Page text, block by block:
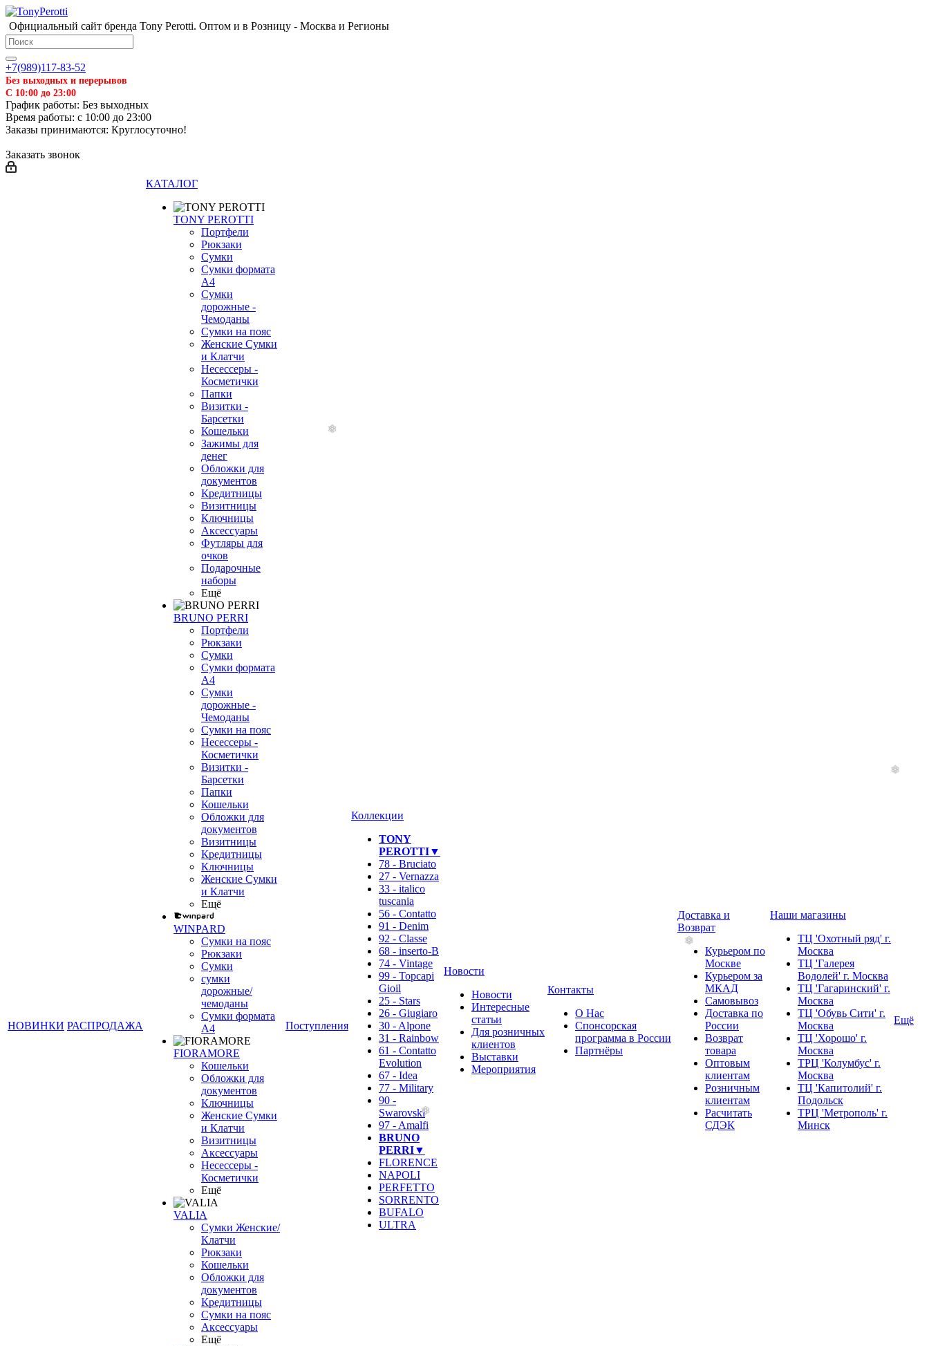
Официальный сайт бренда Tony Perotti. Оптом и в Розницу - Москва и Регионы
+7(989)117-83-52
Без выходных и перерывов
С 10:00 до 23:00
График работы: Без выходных
Время работы: с 10:00 до 23:00
Заказы принимаются: Круглосуточно!
Заказать звонок
НОВИНКИ РАСПРОДАЖА
КАТАЛОГ
TONY PEROTTI
Портфели
Рюкзаки
Сумки
Сумки формата
А4
Сумки
дорожные -
Чемоданы
Сумки на пояс
Женские Сумки
и Клатчи
Несессеры -
Косметички
Папки
Визитки -
Барсетки
Кошельки
Зажимы для
денег
Обложки для
документов
Кредитницы
Визитницы
Ключницы
Аксессуары
Футляры для
очков
Подарочные
наборы
Ещё
BRUNO PERRI
Портфели
Рюкзаки
Сумки
Сумки формата
А4
Сумки
дорожные -
Чемоданы
Сумки на пояс
Несессеры -
Косметички
Визитки -
Барсетки
Папки
Кошельки
Обложки для
документов
Визитницы
Кредитницы
Ключницы
Женские Сумки
и Клатчи
Ещё
WINPARD
Сумки на пояс
Рюкзаки
Сумки
сумки
дорожные/
чемоданы
Сумки формата
А4
FIORAMORE
Кошельки
Обложки для
документов
Ключницы
Женские Сумки
и Клатчи
Визитницы
Аксессуары
Несессеры -
Косметички
Ещё
VALIA
Сумки Женские/
Клатчи
Рюкзаки
Кошельки
Обложки для
документов
Кредитницы
Сумки на пояс
Аксессуары
Ещё
Поступления
Коллекции
TONY
PEROTTI▼
78 - Bruciato
27 - Vernazza
33 - italico
tuscania
56 - Contatto
91 - Denim
92 - Classe
68 - inserto-B
74 - Vintage
99 - Topcapi
Gioil
25 - Stars
26 - Giugiaro
30 - Alpone
31 - Rainbow
61 - Contatto
Evolution
67 - Idea
77 - Military
90 -
Swarovski
97 - Amalfi
BRUNO
PERRI▼
FLORENCE
NAPOLI
PERFETTO
SORRENTO
BUFALO
ULTRA
Новости
Новости
Интересные
статьи
Для розничных
клиентов
Выставки
Мероприятия
Контакты
О Нас
Спонсорская
программа в России
Партнёры
Доставка и
Возврат
Курьером по
Москве
Курьером за
МКАД
Самовывоз
Доставка по
России
Возврат
товара
Оптовым
клиентам
Розничным
клиентам
Расчитать
СДЭК
Наши магазины
ТЦ 'Охотный ряд' г.
Москва
ТЦ 'Галерея
Водолей' г. Москва
ТЦ 'Гагаринский' г.
Москва
ТЦ 'Обувь Сити' г.
Москва
ТЦ 'Хорошо' г.
Москва
ТРЦ 'Колумбус' г.
Москва
ТЦ 'Капитолий' г.
Подольск
ТРЦ 'Метрополь' г.
Минск
Ещё
❄